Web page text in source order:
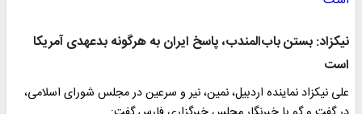
نیکزاد: بستن باب‌المندب، پاسخ ایران به هرگونه بدعهدی آمریکا
است
علی نیکزاد نماینده اردبیل، نمین، نیر و سرعین در مجلس شورای اسلامی،